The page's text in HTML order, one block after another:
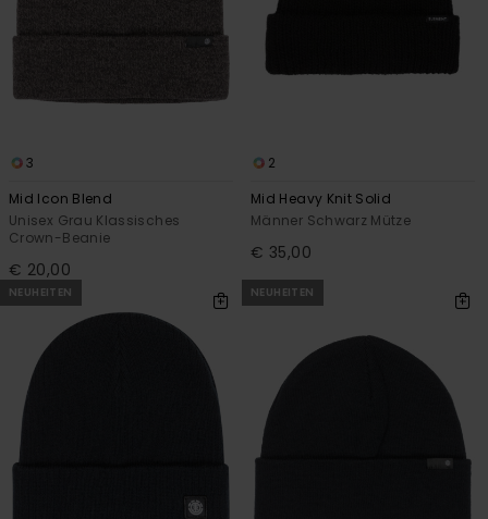
3
Mid Icon Blend
Unisex Grau Klassisches
Crown-Beanie
€ 20,00
2
Mid Heavy Knit Solid
Männer Schwarz Mütze
€ 35,00
NEUHEITEN NEUHEITEN